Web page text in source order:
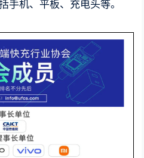
手机、平板、充电头等。